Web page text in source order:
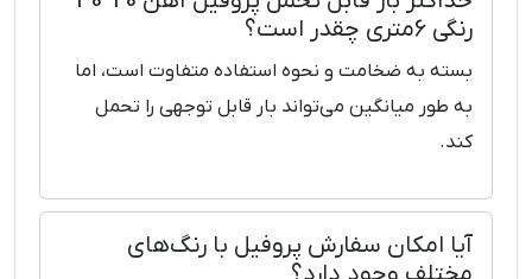
رنگی 6متری چقدر است؟
بسته به ضخامت و نحوه استفاده متفاوت است، اما
به طور میانگین می‌تواند بار قابل توجهی را تحمل
کند.
آیا امکان سفارش پروفیل با رنگ‌های